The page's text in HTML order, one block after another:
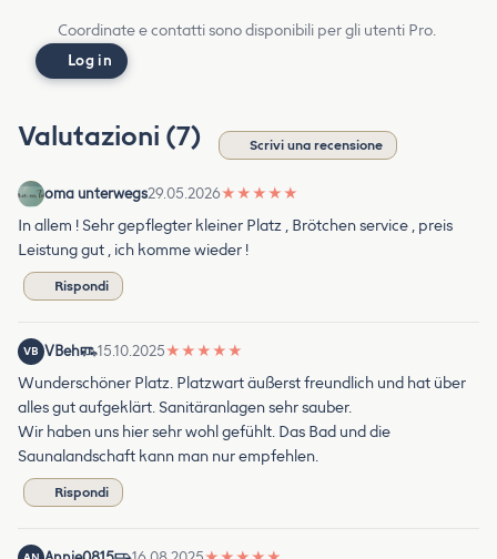
Coordinate e contatti sono disponibili per gli utenti Pro.
Log in
Valutazioni (7) Scrivi una recensione
oma unterwegs29.05.2026★ ★ ★ ★ ★
In allem ! Sehr gepflegter kleiner Platz , Brötchen service , preis
Leistung gut , ich komme wieder !
Rispondi
VB VBeh 15.10.2025★ ★ ★ ★ ★
Wunderschöner Platz. Platzwart äußerst freundlich und hat über
alles gut aufgeklärt. Sanitäranlagen sehr sauber.
Wir haben uns hier sehr wohl gefühlt. Das Bad und die
Saunalandschaft kann man nur empfehlen.
Rispondi